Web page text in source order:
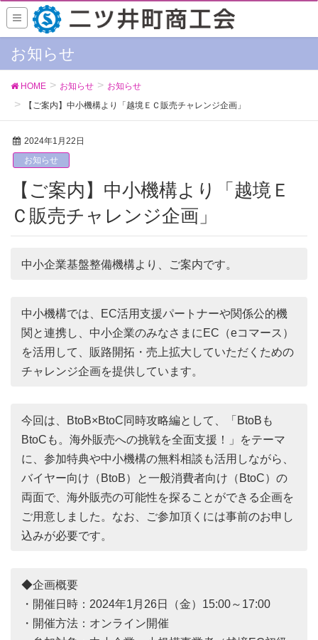
お知らせ
HOME お知らせ
お知らせ
【ご案内】中小機構より「越境ＥＣ販売チャレンジ企画」
2024年1月22日
お知らせ
【ご案内】中小機構より「越境Ｅ
Ｃ販売チャレンジ企画」
中小企業基盤整備機構より、ご案内です。
中小機構では、EC活用支援パートナーや関係公的機
関と連携し、中小企業のみなさまにEC（eコマース）
を活用して、販路開拓・売上拡大していただくための
チャレンジ企画を提供しています。
今回は、BtoB×BtoC同時攻略編として、「BtoBも
BtoCも。海外販売への挑戦を全面支援！」をテーマ
に、参加特典や中小機構の無料相談も活用しながら、
バイヤー向け（BtoB）と一般消費者向け（BtoC）の
両面で、海外販売の可能性を探ることができる企画を
ご用意しました。なお、ご参加頂くには事前のお申し
込みが必要です。
◆企画概要
・開催日時：2024年1月26日（金）15:00～17:00
・開催方法：オンライン開催